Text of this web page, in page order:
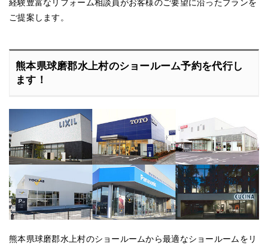
経験豊富なリフォーム相談員がお客様のご要望に沿ったプランを
ご提案します。
熊本県球磨郡水上村のショールーム予約を代行し
ます！
熊本県球磨郡水上村のショールームから最適なショールームをリ